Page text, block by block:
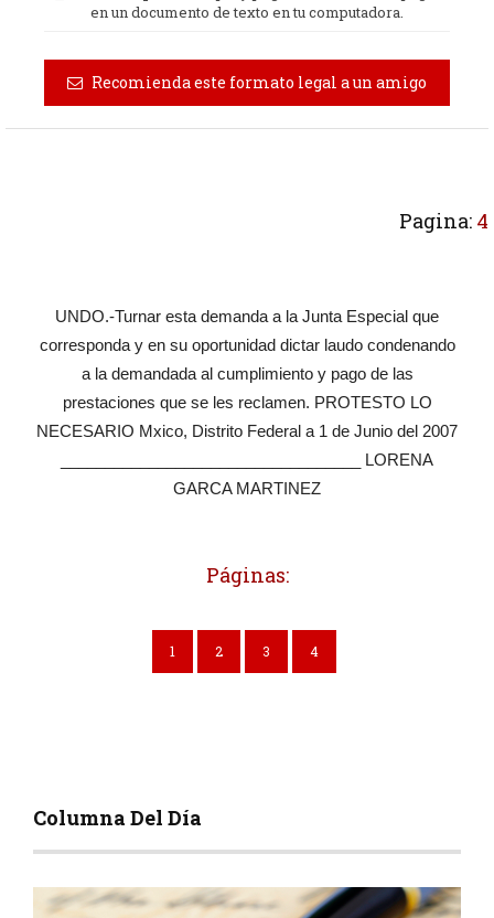
en un documento de texto en tu computadora.
Recomienda este formato legal a un amigo
Pagina: 4
UNDO.-Turnar esta demanda a la Junta Especial que
corresponda y en su oportunidad dictar laudo condenando
a la demandada al cumplimiento y pago de las
prestaciones que se les reclamen. PROTESTO LO
NECESARIO Mxico, Distrito Federal a 1 de Junio del 2007
__________________________________ LORENA
GARCA MARTINEZ
Páginas:
1 2 3 4
Columna Del Día